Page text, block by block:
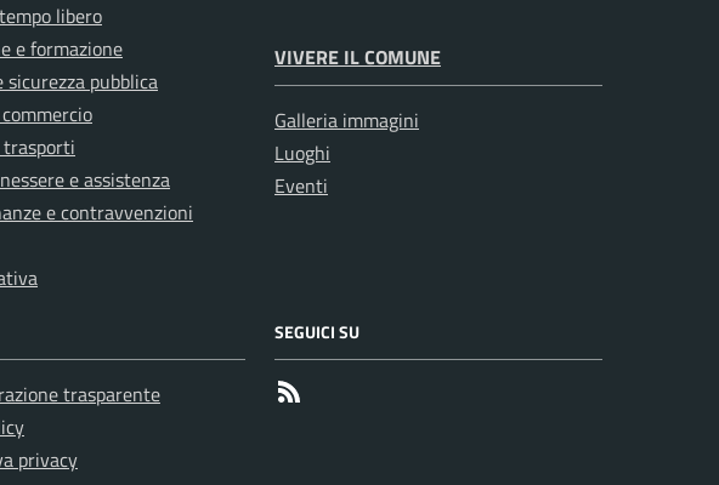
libero
e formazione
sicurezza pubblica
e assistenza
e contravvenzioni
VIVERE IL COMUNE
Galleria immagini
Luoghi
Eventi
trasparente
privacy
SEGUICI SU